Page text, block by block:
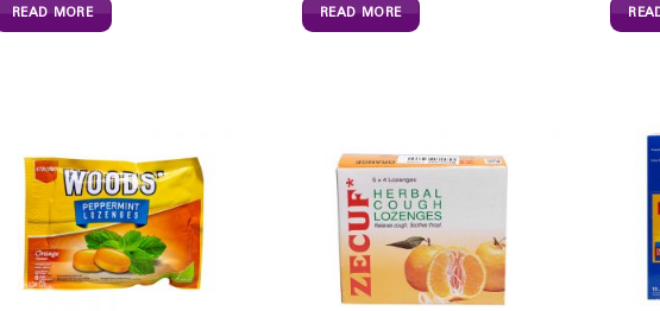
READ MORE READ MORE